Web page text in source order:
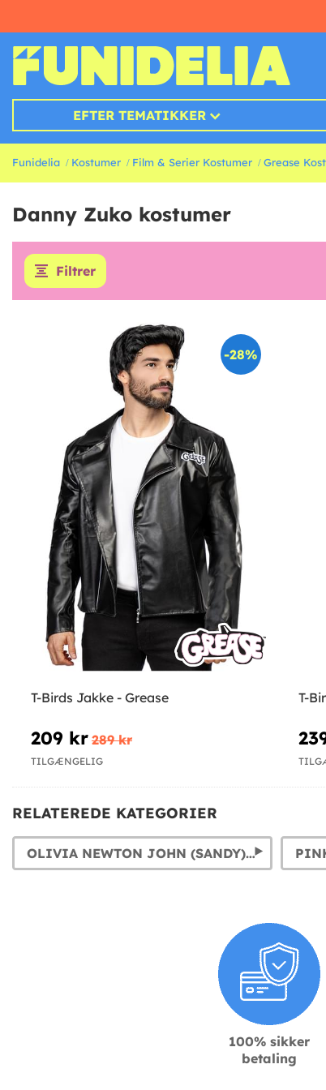
EFTER TEMATIKKER
Funidelia Kostumer Film & Serier Kostumer Grease
Danny Zuko kostumer
Filtrer
-28%
T-Birds Jakke - Grease
209 kr 289 kr
TILGÆNGELIG
T-
RELATEREDE KATEGORIER
OLIVIA NEWTON JOHN (SANDY) KOSTUMER
100% sikker
betaling